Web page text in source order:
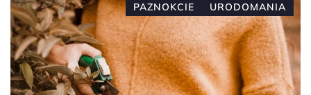
PAZNOKCIE URODOMANIA